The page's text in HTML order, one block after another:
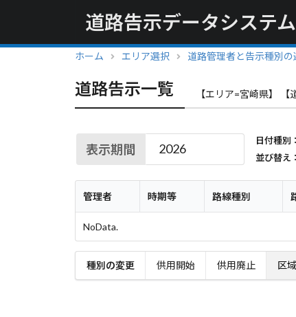
道路告示データシステム
ホーム エリア選択 道路管理者と告示種別の
道路告示一覧 【エリア=宮崎県】 【
表示期間
日付種別：
並び替え：
管理者 時期等 路線種別
NoData.
種別の変更 供用開始 供用廃止 区